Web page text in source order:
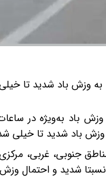
به وزش باد شدید تا
وزش باد به‌ویژه در
وزش باد شدید تا
شنبه تا دوشنبه (۱۶ تا ۱۸
شدید و احتمال